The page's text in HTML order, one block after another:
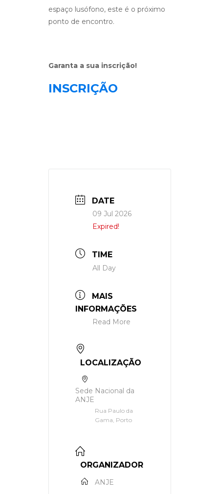
espaço lusófono, este é o próximo
ponto de encontro.
Garanta a sua inscrição!
INSCRIÇÃO
DATE
09 Jul 2026
Expired!
TIME
All Day
MAIS
INFORMAÇÕES
Read More
LOCALIZAÇÃO
Sede Nacional da
ANJE
Rua Paulo da
Gama, Porto
ORGANIZADOR
ANJE